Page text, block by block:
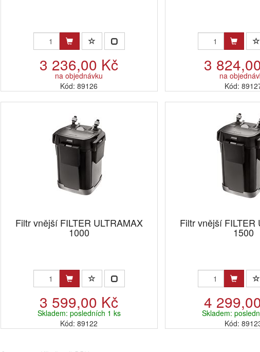
3 236,00 Kč
na objednávku
Kód: 89126
3
na
Kód:
Filtr vnější FILTER ULTRAMAX
1000
3 599,00 Kč
Skladem: posledních 1 ks
Kód: 89122
Filtr vnější FILTER
1500
4
Skladem:
Kód: